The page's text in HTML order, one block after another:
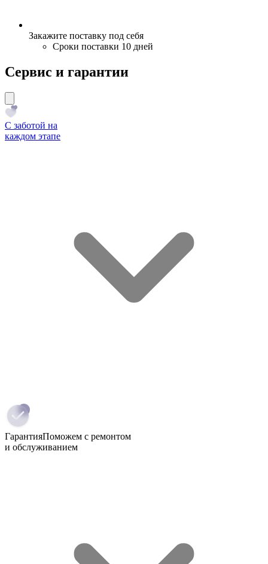
Закажите поставку под себя
Сроки поставки 10 дней
Сервис и гарантии
С заботой на
каждом этапе
ГарантияПоможем с ремонтом
и обслуживанием